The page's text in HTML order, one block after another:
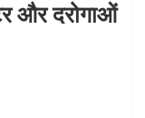
और दरोगाओं